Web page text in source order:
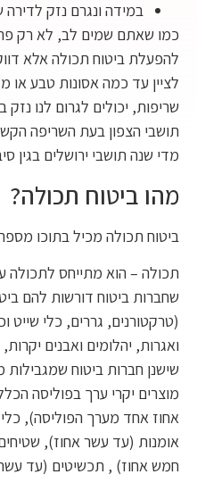
במידה ונגרם נזק
כמו שאתם שמים לב, לא רק
להפעלת ביטוח תכולה אלא
לציין עד כמה אסונות טבע או
שריפות, יכולים לגרום לנו
תושבי הצפון בעת השריפה
מדי שנה תושבי ירושלים בגין
מהו ביטוח תכולה?
ביטוח תכולה מכיל בתוכו
תכולה – הוא מתייחס
שחברות ביטוח דורשות להם
(טרקטורנים, גררים, כלי שייט
ואגרות, יהלומים ואבנים
שישנן חברות ביטוח
מוצרים יקרי ערך בפוליסה
אחוז אחד מערך הפוליסה),
אומנות (עד עשר אחוז),
חמש אחוז) , תכשיטים (עד